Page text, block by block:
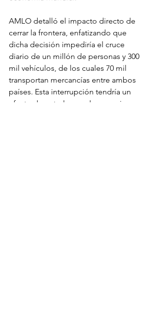
AMLO detalló el impacto directo de
cerrar la frontera, enfatizando que
dicha decisión impediría el cruce
diario de un millón de personas y 300
mil vehículos, de los cuales 70 mil
transportan mercancías entre ambos
países. Esta interrupción tendría un
efecto devastador en el comercio